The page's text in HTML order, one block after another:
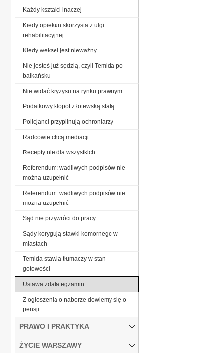
Każdy kształci inaczej
Kiedy opiekun skorzysta z ulgi
rehabilitacyjnej
Kiedy weksel jest nieważny
Nie jesteś już sędzią, czyli Temida po
bałkańsku
Nie widać kryzysu na rynku prawnym
Podatkowy kłopot z łotewską stalą
Policjanci przypilnują ochroniarzy
Radcowie chcą mediacji
Recepty nie dla wszystkich
Referendum: wadliwych podpisów nie
można uzupełnić
Referendum: wadliwych podpisów nie
można uzupełnić
Sąd nie przywróci do pracy
Sądy korygują stawki komornego w
miastach
Temida stawia tłumaczy w stan
gotowości
Ustawa zdała egzamin
Z ogłoszenia o naborze dowiemy się o
pensji
PRAWO I PRAKTYKA
ŻYCIE WARSZAWY